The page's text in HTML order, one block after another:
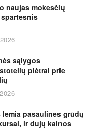
naujas mokesčių
sąlygos
plėtrai prie
pasaulines grūdų
ir dujų kainos